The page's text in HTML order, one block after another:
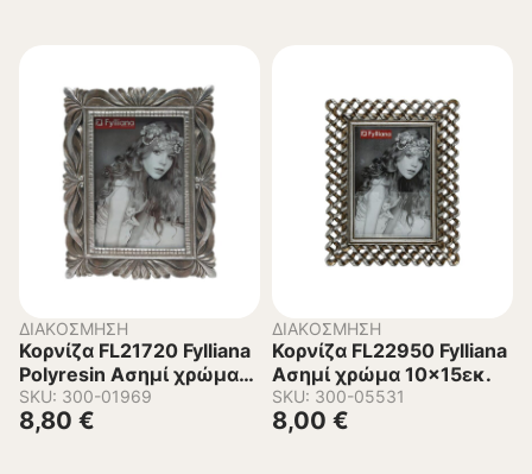
ΔΙΑΚΌΣΜΗΣΗ
Κορνίζα FL21720 Fylliana
Polyresin Ασημί χρώμα
10×15εκ.
SKU: 300-01969
8,80 €
ΔΙΑΚΌΣΜΗΣΗ
Κορνίζα FL22950 Fylliana
Ασημί χρώμα 10×15εκ.
SKU: 300-05531
8,00 €